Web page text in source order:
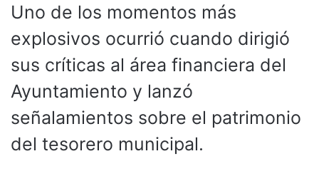
Uno de los momentos más
explosivos ocurrió cuando dirigió
sus críticas al área financiera del
Ayuntamiento y lanzó
señalamientos sobre el patrimonio
del tesorero municipal.